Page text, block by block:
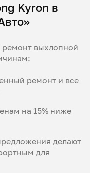
Kyron в
ремонт выхлопной
ремонт и все
на 15% ниже
делают
для